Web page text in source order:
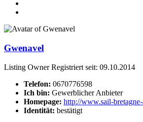
Gwenavel
Listing Owner Registriert seit: 09.10.2014
Telefon: 0670776598
Ich bin: Gewerblicher Anbieter
Homepage: http://www.sail-
Identität: bestätigt